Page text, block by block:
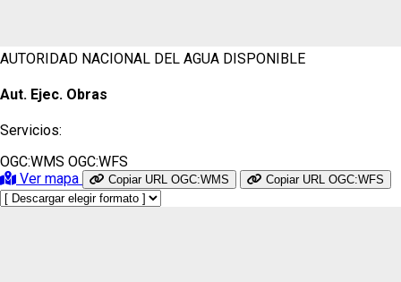
AUTORIDAD NACIONAL DEL AGUA DISPONIBLE
Aut. Ejec. Obras
Servicios:
OGC:WMS OGC:WFS
Ver mapa
Copiar URL OGC:WMS Copiar URL OGC:WFS